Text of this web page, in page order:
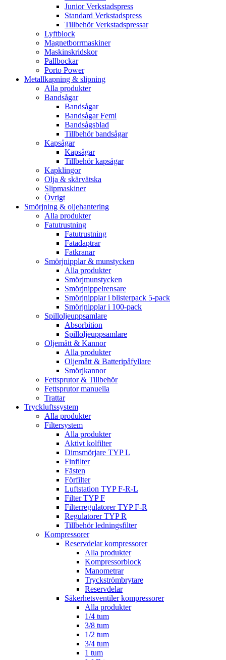
Junior Verkstadspress
Standard Verkstadspress
Tillbehör Verkstadspressar
Lyftblock
Magnetborrmaskiner
Maskinskridskor
Pallbockar
Porto Power
Metallkapning & slipning
Alla produkter
Bandsågar
Bandsågar
Bandsågar Femi
Bandsågsblad
Tillbehör bandsågar
Kapsågar
Kapsågar
Tillbehör kapsågar
Kapklingor
Olja & skärvätska
Slipmaskiner
Övrigt
Smörjning & oljehantering
Alla produkter
Fatutrustning
Fatutrustning
Fatadaptrar
Fatkranar
Smörjnipplar & munstycken
Alla produkter
Smörjmunstycken
Smörjnippelrensare
Smörjnipplar i blisterpack 5-pack
Smörjnipplar i 100-pack
Spilloljeuppsamlare
Absorbition
Spilloljeuppsamlare
Oljemått & Kannor
Alla produkter
Oljemått & Batteripåfyllare
Smörjkannor
Fettsprutor & Tillbehör
Fettsprutor manuella
Trattar
Tryckluftssystem
Alla produkter
Filtersystem
Alla produkter
Aktivt kolfilter
Dimsmörjare TYP L
Finfilter
Fästen
Förfilter
Luftstation TYP F-R-L
Filter TYP F
Filterregulatorer TYP F-R
Regulatorer TYP R
Tillbehör ledningsfilter
Kompressorer
Reservdelar kompressorer
Alla produkter
Kompressorblock
Manometrar
Tryckströmbrytare
Reservdelar
Säkerhetsventiler kompressorer
Alla produkter
1/4 tum
3/8 tum
1/2 tum
3/4 tum
1 tum